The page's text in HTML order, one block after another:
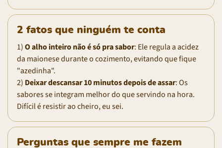
2 fatos que ninguém te conta
1)O alho inteiro não é só pra sabor: Ele regula a acidez
da maionese durante o cozimento, evitando que fique
"azedinha".
2) Deixar descansar 10 minutos depois de assar: Os
sabores se integram melhor do que servindo na hora.
Difícil é resistir ao cheiro, eu sei.
Perguntas que sempre me fazem